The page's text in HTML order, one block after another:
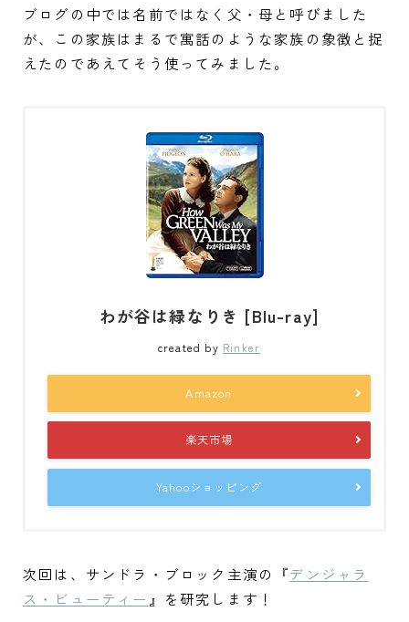
ブログの中では名前ではなく父・母と呼びました
が、この家族はまるで寓話のような家族の象徴と捉
えたのであえてそう使ってみました。
わが谷は緑なりき [Blu-ray]
created by Rinker
Amazon
楽天市場
Yahooショッピング
次回は、サンドラ・ブロック主演の『デンジャラ
ス・ビューティー 』を研究します！